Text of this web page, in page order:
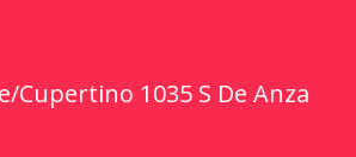
Cupertino 1035 S De Anza